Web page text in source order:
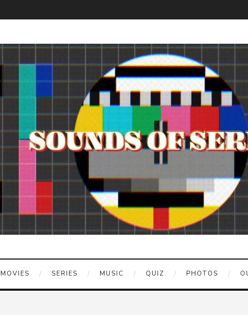
MOVIES SERIES MUSIC QUIZ PHOTOS